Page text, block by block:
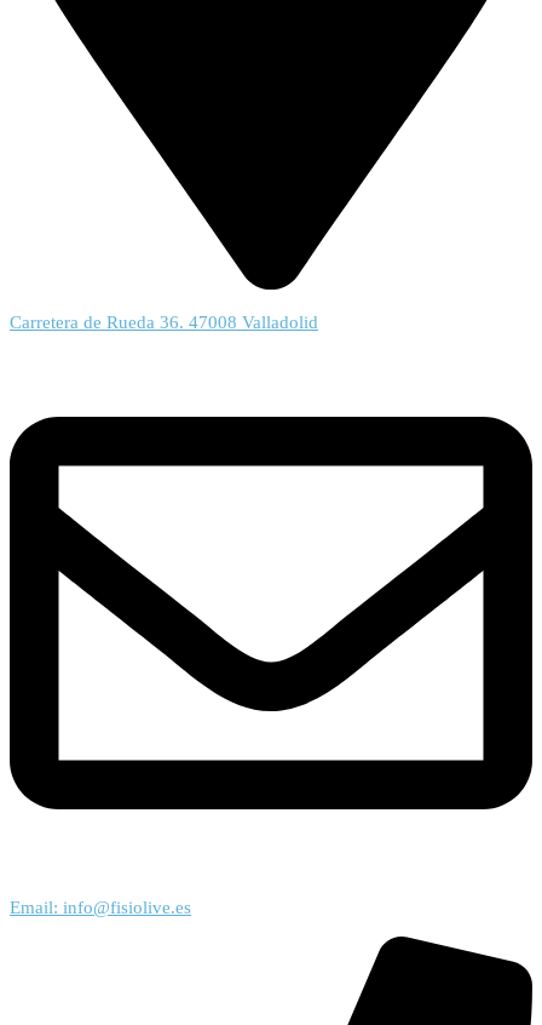
Carretera de Rueda 36. 47008 Valladolid
Email: info@fisiolive.es